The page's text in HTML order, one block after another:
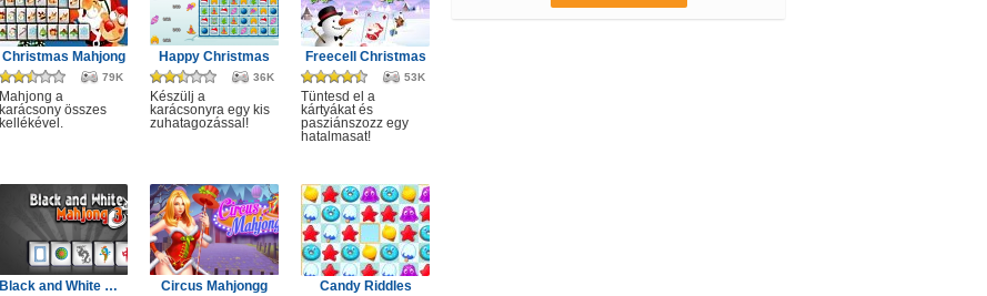
Christmas Mahjong
79K
Mahjong a
karácsony összes
kellékével.
Happy Christmas
36K
Készülj a
karácsonyra egy kis
zuhatagozással!
Freecell Christmas
53K
Tüntesd el a
kártyákat és
pasziánszozz egy
hatalmasat!
Black and White Mahjong 3 Circus Mahjongg Candy Riddles